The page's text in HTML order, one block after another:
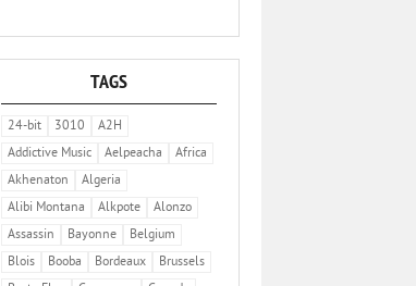
TAGS
24-bit 3010
A2H
Addictive Music
Aelpeacha
Africa
Akhenaton
Algeria
Alibi Montana
Alkpote
Alonzo
Assassin
Bayonne
Belgium
Blois
Booba Bordeaux
Brussels